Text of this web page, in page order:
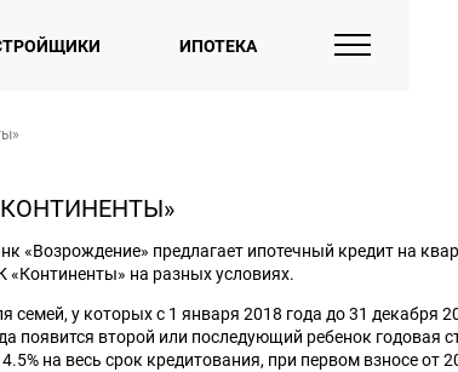
ИПОТЕКА
«Возрождение» предлагает ипотечный кредит на
«Континенты» на разных условиях.
семей, у которых с 1 января 2018 года до 31 декабря
появится второй или последующий ребенок годовая
4.5% на весь срок кредитования, при первом взносе от